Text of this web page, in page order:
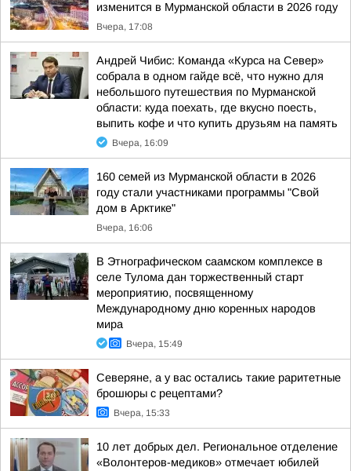
изменится в Мурманской области в 2026 году
Вчера, 17:08
Андрей Чибис: Команда «Курса на Север»
собрала в одном гайде всё, что нужно для
небольшого путешествия по Мурманской
области: куда поехать, где вкусно поесть,
выпить кофе и что купить друзьям на память
Вчера, 16:09
160 семей из Мурманской области в 2026
году стали участниками программы "Свой
дом в Арктике"
Вчера, 16:06
В Этнографическом саамском комплексе в
селе Тулома дан торжественный старт
мероприятию, посвященному
Международному дню коренных народов
мира
Вчера, 15:49
Северяне, а у вас остались такие раритетные
брошюры с рецептами?
Вчера, 15:33
10 лет добрых дел. Региональное отделение
«Волонтеров-медиков» отмечает юбилей